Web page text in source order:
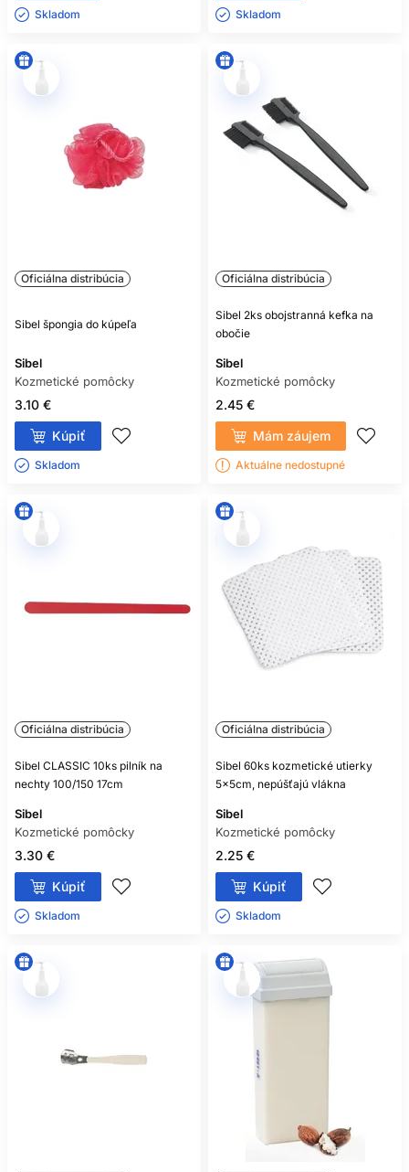
Skladom ㅤ Skladom ㅤ
Oficiálna distribúcia
Sibel špongia do kúpeľa
Sibel
Kozmetické pomôcky
3.10 €
Kúpiť
Skladom ㅤ
Oficiálna distribúcia
Sibel 2ks obojstranná kefka na
obočie
Sibel
Kozmetické pomôcky
2.45 €
Mám záujem
Aktuálne nedostupné
Oficiálna distribúcia
Sibel CLASSIC 10ks pilník na
nechty 100/150 17cm
Sibel
Kozmetické pomôcky
3.30 €
Kúpiť
Skladom ㅤ
Oficiálna distribúcia
Sibel 60ks kozmetické utierky
5x5cm, nepúšťajú vlákna
Sibel
Kozmetické pomôcky
2.25 €
Kúpiť
Skladom ㅤ